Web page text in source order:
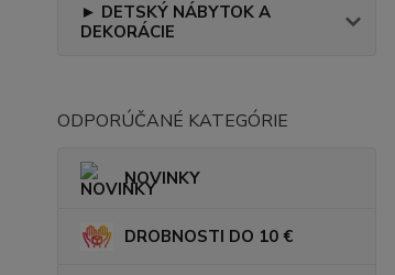
► DETSKÝ NÁBYTOK A
DEKORÁCIE
ODPORÚČANÉ KATEGÓRIE
NOVINKY
DROBNOSTI DO 10 €